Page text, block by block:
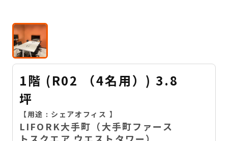
1階 (R02 （4名用）) 3.8
坪
【用途 : シェアオフィス 】
LIFORK大手町（大手町ファース